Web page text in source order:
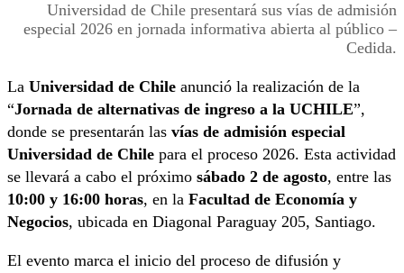
Universidad de Chile presentará sus vías de admisión
especial 2026 en jornada informativa abierta al público –
Cedida.
La Universidad de Chile anunció la realización de la
“Jornada de alternativas de ingreso a la UCHILE”,
donde se presentarán las vías de admisión especial
Universidad de Chile para el proceso 2026. Esta actividad
se llevará a cabo el próximo sábado 2 de agosto, entre las
10:00 y 16:00 horas, en la Facultad de Economía y
Negocios, ubicada en Diagonal Paraguay 205, Santiago.
El evento marca el inicio del proceso de difusión y